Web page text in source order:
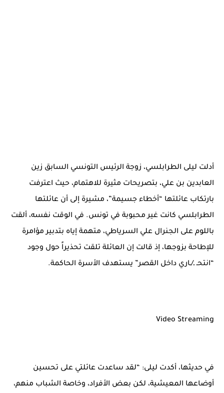
أدلت ليلى الطرابلسي، زوجة الرئيس التونسي السابق زين
العابدين بن علي، بتصريحات مثيرة للاهتمام، حيث اعترفت
بارتكاب عائلتها “أخطاء جسيمة”، مشيرة إلى أن عائلتها
الطرابلسي كانت غير محبوبة في تونس. في الوقت نفسه، ألقت
باللوم على الجنرال علي السرياطي، متهمة إياه بتدبير مؤامرة
للإطاحة بزوجها، إذ قالت إن العائلة تلقت تحذيراً حول وجود
“انتحـ ـ/ـاري داخل القصر” يستهدف الأسرة الحاكمة.
Video Streaming
في حديثها، أكدت ليلى: “لقد ساعدت عائلتي على تحسين
أوضاعها المعيشية، لكن بعض الأفراد، وخاصة الشباب منهم،